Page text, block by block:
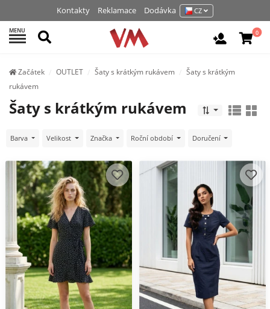
Kontakty Reklamace Dodávka CZ
MENU Hledat Vchod /
0
Začátek OUTLET Šaty s krátkým rukávem
Šaty s krátkým
rukávem
Šaty s krátkým rukávem
Barva Velikost Značka Roční období Doručení